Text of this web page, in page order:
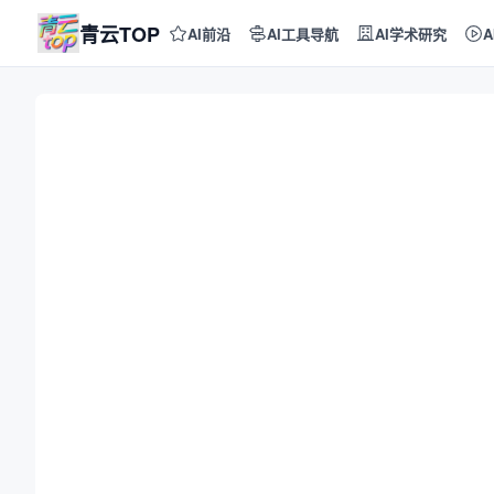
青云TOP AI前沿 AI工具导航 AI学术研究